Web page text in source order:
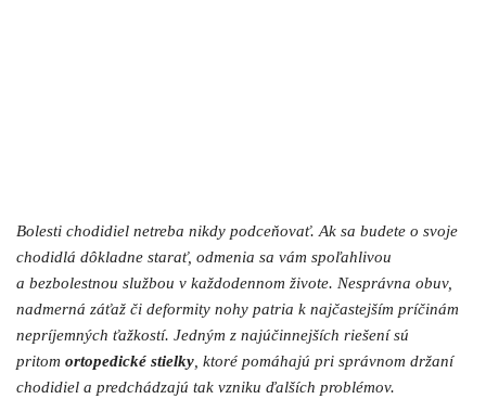
Bolesti chodidiel netreba nikdy podceňovať. Ak sa budete o svoje
chodidlá dôkladne starať, odmenia sa vám spoľahlivou
a bezbolestnou službou v každodennom živote. Nesprávna obuv,
nadmerná záťaž či deformity nohy patria k najčastejším príčinám
nepríjemných ťažkostí. Jedným z najúčinnejších riešení sú
pritom ortopedické stielky , ktoré pomáhajú pri správnom držaní
chodidiel a predchádzajú tak vzniku ďalších problémov.